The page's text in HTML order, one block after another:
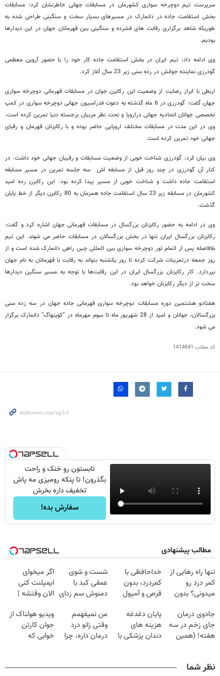
سرپرست تیم دوچرخه سواری کشورمان در مسابقات جهانی خاطرنشان کرد: مسابقات
بخش استقامت جاده در دانمارک در مسیرهای بسیار سخت و سنگینی طراحی شده به
طوریکه شاهد برگزاری رقابت های فشرده و سنگینی بین قهرمانان جهان در این دیدارها
بودیم.
وی ادامه داد: تیم ایران در بخش استقامت جاده کار خود را با حضور آروین معظمی
گودرزی نماینده جوانش در رده سنی زیر 23 سال آغاز کرد.
اربطی با ابراز رضایت از وضعیت این رکابزن جوان در مسابقات قهرمانی دوچرخه سواری
جهان گفت: گودرزی در 6 ماه گذشته به دعوت فدراسیون جهانی دوچرخه سواری در کمپ
تخصصی جوانان اتحادیه جهانی دراروپا و تحت نظر مربیان برجسته دنیا تمرین کرده است.
وی در این مدت در مسابقات مختلف اروپایی حاضر بوده و با رکابزنان قهرمان و رقبای
جهانی خود تمرین کرده است.
وی بیان کرد: گودرزی شناخت خوبی از وضعیت مسابقات و رقیبان جهانی خود داشت. در
کنار آن گودرزی در چند روز قبل از مسابقه اش سه جلسه تمرین در مسیر مسابقه
استقامت جاده داشت و شناخت خوبی از مسیر پیدا کرده بود. این رکابزن رده امید
کشورمان در مسابقه زیر 23 سال استقامت جاده همزمان به 80 رکابزن دیگر از خط پایان
گذشت.
وی در ادامه به حضور رکابزنان بزرگسال در مسابقات قهرمانی جهان اشاره کرد و گفت:
رکابزنان بزرگسال ایران تنها در بخش بزرگسالان در مسابقات حاضر می شوند. این تیم
بلافاصله پس از اتمام تور دوچرخه سواری بین المللی چین راهی دانمارک شده است و از
روز جمعه درتمرینات شرکت کرده تا روز یکشنبه بتواند به رقابت با قهرمانان به نام جهان
بپردازد. کار رکابزنان بزرگسال ایران در این رقابت‌ها با توجه به مسیر سنگین دیدارها
سخت تر از دیگر رکابزنان خواهد بود.
هفتادو هشتمین دوره مسابقات دوچرخه سواری قهرمانی جاده جهان در سه زده سنی
بزرگسالان، جوانان و امید از 28 شهریور ماه تا سوم مهرماه در "کوپنهاگ" دانمارک برگزار
می شود.
کد مطلب 1414641
تابستون رو خنک و راحت
بگذرون! تا پنکه رومیزی مه پاش
تخفیف داره بخرش
سفارش بده!
مطالب پیشنهادی
تنها راه رهایی از
کمر درد رو
میدونی؟ بدون
(◂پرسش‌نامه)
خداحافظی با
کمردرد، بدون
قرص و آمپول
شست و شوی
عمقی کبد با
دمنوش سم زدای
اگر میخوای
ایمپلنت کنی
الان وقتشه |
میلیون تومان!!!
جادوی درمان
جای زخم در سه
هفته! (همین
پایان دغدغه
هزینه های
دندان پزشکی با
من نمیفهمم
وقتی زانو درد
درمان داره، چرا
ویدیو هولناک از
جوان کارتن
خوابی که
نظر شما